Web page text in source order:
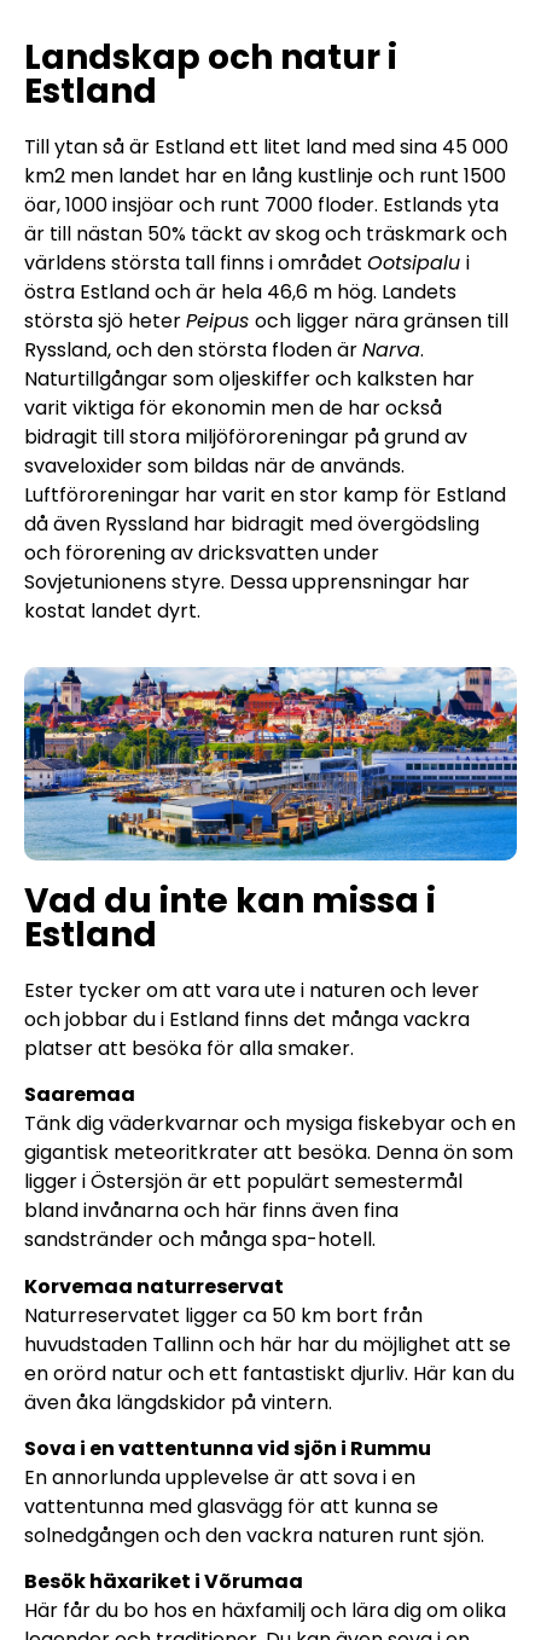
Landskap och natur i
Estland
Till ytan så är Estland ett litet land med sina 45 000
km2 men landet har en lång kustlinje och runt 1500
öar, 1000 insjöar och runt 7000 floder. Estlands yta
är till nästan 50% täckt av skog och träskmark och
världens största tall finns i området Ootsipalu i
östra Estland och är hela 46,6 m hög. Landets
största sjö heterPeipus och ligger nära gränsen till
Ryssland, och den största floden ärNarva.
Naturtillgångar som oljeskiffer och kalksten har
varit viktiga för ekonomin men de har också
bidragit till stora miljöföroreningar på grund av
svaveloxider som bildas när de används.
Luftföroreningar har varit en stor kamp för Estland
då även Ryssland har bidragit med övergödsling
och förorening av dricksvatten under
Sovjetunionens styre. Dessa upprensningar har
kostat landet dyrt.
Vad du inte kan missa i
Estland
Ester tycker om att vara ute i naturen och lever
och jobbar du i Estland finns det många vackra
platser att besöka för alla smaker.
Saaremaa
Tänk dig väderkvarnar och mysiga fiskebyar och en
gigantisk meteoritkrater att besöka. Denna ön som
ligger i Östersjön är ett populärt semestermål
bland invånarna och här finns även fina
sandstränder och många spa-hotell.
Korvemaa naturreservat
Naturreservatet ligger ca 50 km bort från
huvudstaden Tallinn och här har du möjlighet att se
en orörd natur och ett fantastiskt djurliv. Här kan du
även åka längdskidor på vintern.
Sova i en vattentunna vid sjön i Rummu
En annorlunda upplevelse är att sova i en
vattentunna med glasvägg för att kunna se
solnedgången och den vackra naturen runt sjön.
Besök häxariket i Võrumaa
Här får du bo hos en häxfamilj och lära dig om olika